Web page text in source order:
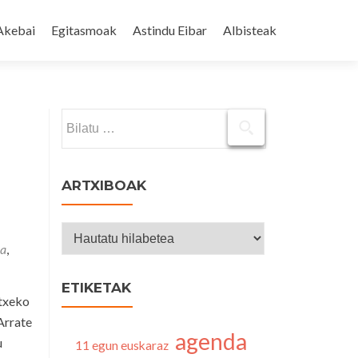
Egitasmoak Astindu Eibar Albisteak
,
ARTXIBOAK
Artxiboak
ETIKETAK
11 egun euskaraz agenda